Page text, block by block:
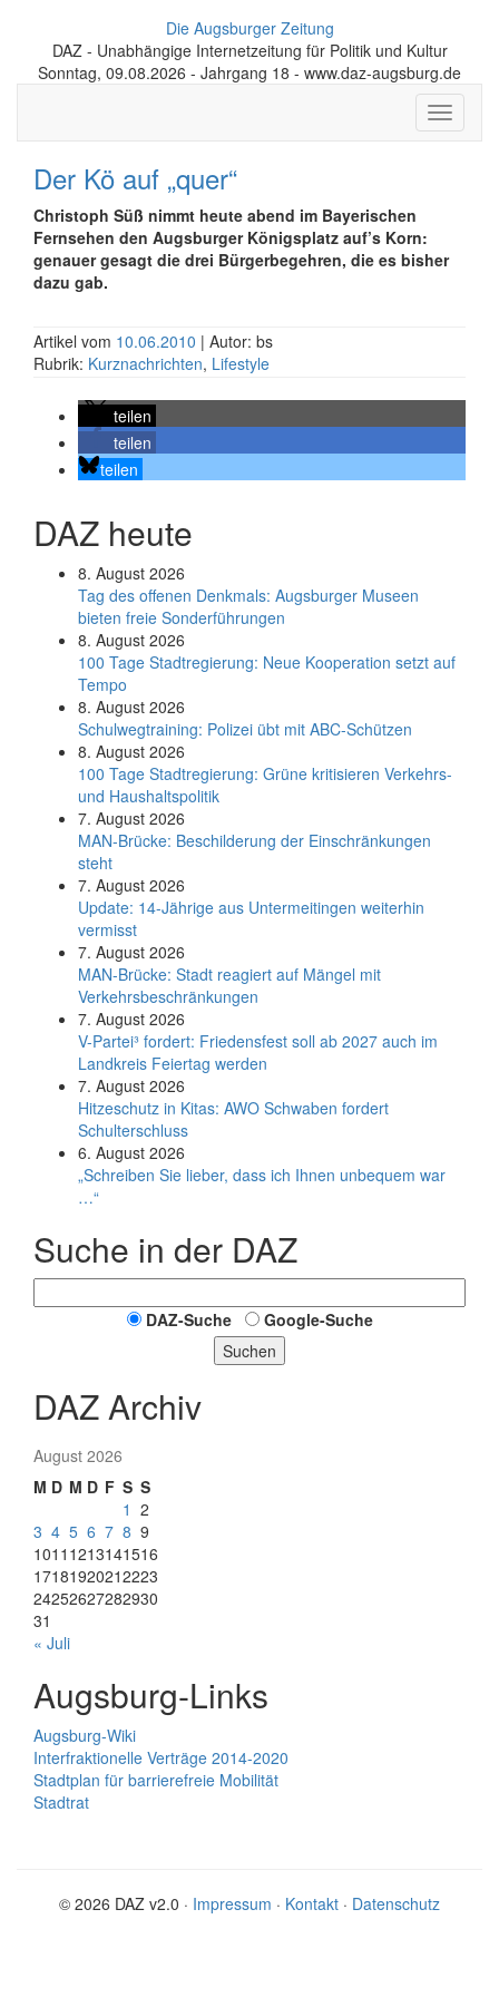
Die Augsburger Zeitung
DAZ - Unabhängige Internetzeitung für Politik und Kultur
Sonntag, 09.08.2026 - Jahrgang 18 - www.daz-augsburg.de
Toggle
Der Kö auf „quer“
Christoph Süß nimmt heute abend im Bayerischen
Fernsehen den Augsburger Königsplatz auf’s Korn:
genauer gesagt die drei Bürgerbegehren, die es bisher
dazu gab.
Artikel vom 10.06.2010 | Autor: bs
Rubrik: Kurznachrichten, Lifestyle
teilen
teilen
teilen
DAZ heute
8. August 2026
Tag des offenen Denkmals: Augsburger Museen
bieten freie Sonderführungen
8. August 2026
100 Tage Stadtregierung: Neue Kooperation setzt auf
Tempo
8. August 2026
Schul­weg­trai­ning: Poli­zei übt mit ABC-Schüt­zen
8. August 2026
100 Tage Stadtregierung: Grüne kritisieren Verkehrs-
und Haushaltspolitik
7. August 2026
MAN-Brücke: Beschilderung der Einschränkungen
steht
7. August 2026
Update: 14-Jährige aus Untermeitingen weiterhin
vermisst
7. August 2026
MAN-Brücke: Stadt reagiert auf Mängel mit
Verkehrsbeschränkungen
7. August 2026
V-Partei­³ fordert: Friedens­fest soll ab 2027 auch im
Land­kreis Feier­tag werden
7. August 2026
Hitzeschutz in Kitas: AWO Schwaben fordert
Schulterschluss
6. August 2026
„Schreiben Sie lieber, dass ich Ihnen unbequem war
…“
Suche in der DAZ
DAZ-Suche
Google-Suche
Suchen
DAZ Archiv
August 2026
M D M D F S S
1 2
3 4 5 6 7 8 9
1011 1213141516
17181920212223
24252627282930
31
« Juli
Augsburg-Links
Augsburg-Wiki
Interfraktionelle Verträge 2014-2020
Stadtplan für barrierefreie Mobilität
Stadtrat
© 2026 DAZ v2.0 · Impressum · Kontakt · Datenschutz